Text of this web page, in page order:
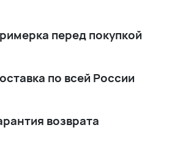
перед покупкой
по всей России
возврата